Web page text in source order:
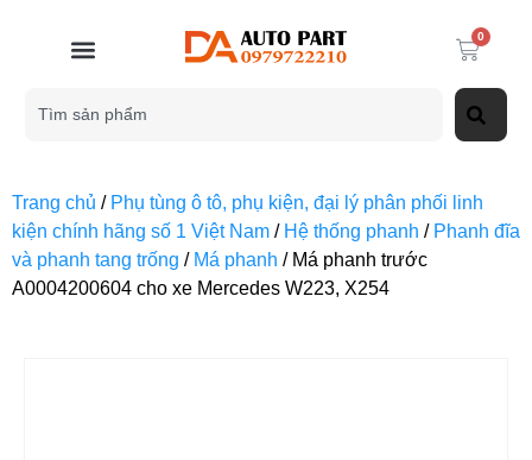
0
Trang chủ / Phụ tùng ô tô, phụ kiện, đại lý phân phối linh
kiện chính hãng số 1 Việt Nam / Hệ thống phanh / Phanh đĩa
và phanh tang trống / Má phanh / Má phanh trước
A0004200604 cho xe Mercedes W223, X254